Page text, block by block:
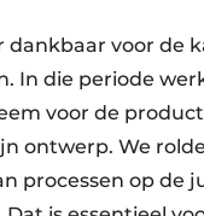
dankbaar voor de
In die periode
voor de
ontwerp. We
processen op de